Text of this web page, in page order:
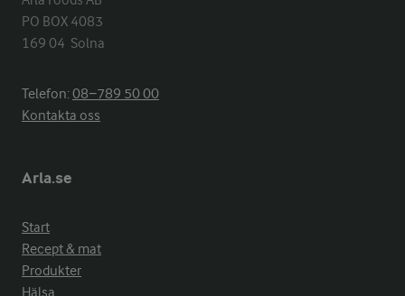
PO BOX 4083
169 04  Solna
Telefon:08−789 50 00
Kontakta oss
Arla.se
Start
Recept & mat
Produkter
Hälsa